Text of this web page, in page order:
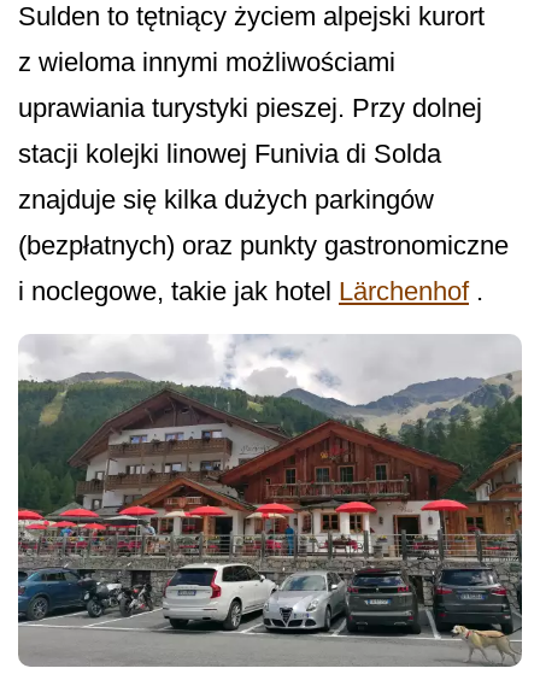
Sulden to tętniący życiem alpejski kurort
z wieloma innymi możliwościami
uprawiania turystyki pieszej. Przy dolnej
stacji kolejki linowej Funivia di Solda
znajduje się kilka dużych parkingów
(bezpłatnych) oraz punkty gastronomiczne
i noclegowe, takie jak hotel Lärchenhof.